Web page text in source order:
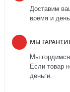
Доставим
время и
МЫ
Мы гордимся
Если товар
деньги.